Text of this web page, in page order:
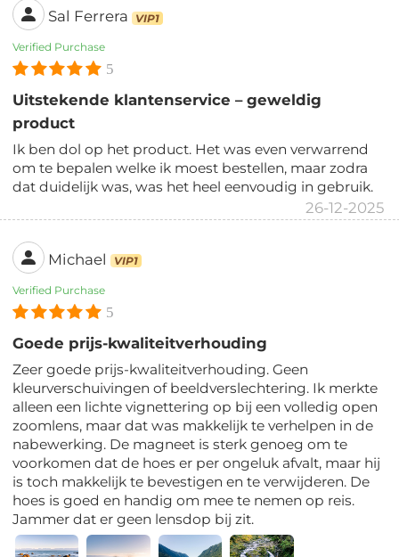
Sal Ferrera VIP1
Verified Purchase
5
Uitstekende klantenservice – geweldig
product
Ik ben dol op het product. Het was even verwarrend
om te bepalen welke ik moest bestellen, maar zodra
dat duidelijk was, was het heel eenvoudig in gebruik.
26-12-2025
Michael VIP1
Verified Purchase
5
Goede prijs-kwaliteitverhouding
Zeer goede prijs-kwaliteitverhouding. Geen
kleurverschuivingen of beeldverslechtering. Ik merkte
alleen een lichte vignettering op bij een volledig open
zoomlens, maar dat was makkelijk te verhelpen in de
nabewerking. De magneet is sterk genoeg om te
voorkomen dat de hoes er per ongeluk afvalt, maar hij
is toch makkelijk te bevestigen en te verwijderen. De
hoes is goed en handig om mee te nemen op reis.
Jammer dat er geen lensdop bij zit.